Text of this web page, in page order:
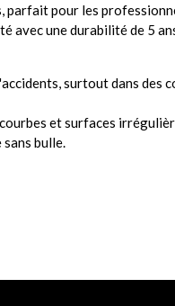
parfait pour les
avec une durabilité de 5
surtout dans des
et surfaces
bulle.